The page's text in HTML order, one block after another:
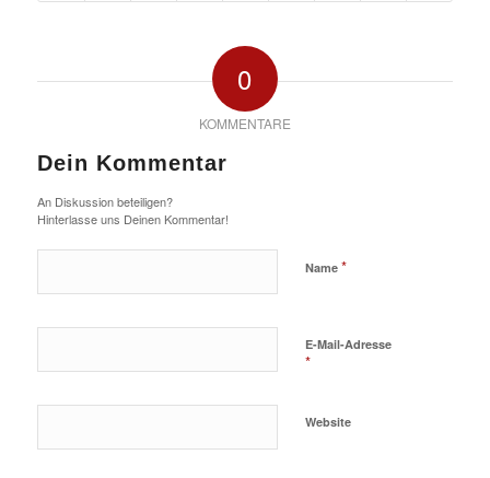
0
KOMMENTARE
Dein Kommentar
An Diskussion beteiligen?
Hinterlasse uns Deinen Kommentar!
Name *
E-Mail-Adresse
*
Website